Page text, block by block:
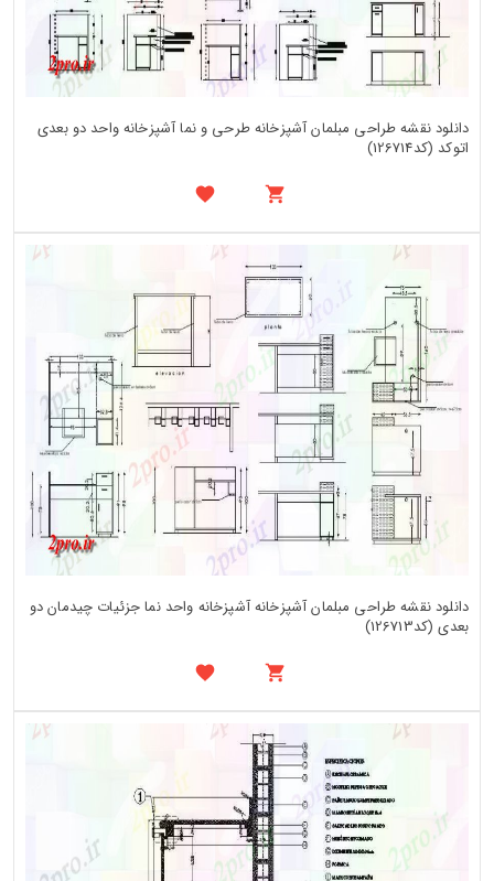
دانلود نقشه طراحی مبلمان آشپزخانه طرحی و نما آشپزخانه واحد دو بعدی
اتوکد (کد126714)
دانلود نقشه طراحی مبلمان آشپزخانه آشپزخانه واحد نما جزئیات چیدمان دو
بعدی (کد126713)